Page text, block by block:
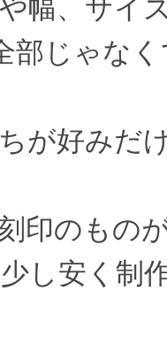
幅、サイ
部じゃな
が好みだ
印のもの
し安く制